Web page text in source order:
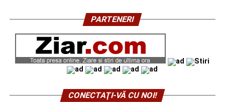
PARTENERI
CONECTAŢI-VĂ CU NOI!